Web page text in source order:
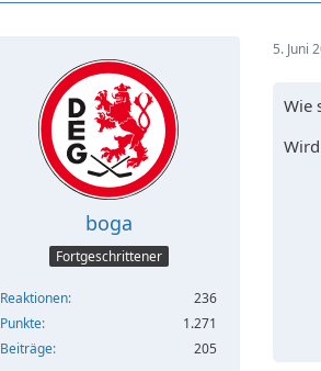
boga
Fortgeschrittener
Reaktionen
236
Punkte
1.271
Beiträge
205
5. Juni
Wie